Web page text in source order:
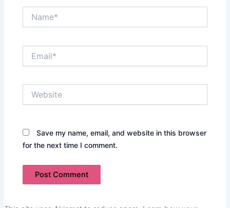
Save my name, email, and website in this browser
for the next time I comment.